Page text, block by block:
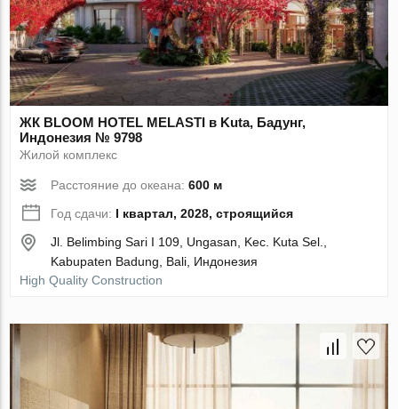
ЖК BLOOM HOTEL MELASTI в Kuta, Бадунг,
Индонезия № 9798
Жилой комплекс
Расстояние до океана:600 м
Год сдачи: I квартал, 2028, строящийся
Jl. Belimbing Sari I 109, Ungasan, Kec. Kuta Sel.,
Kabupaten Badung, Bali, Индонезия
High Quality Construction